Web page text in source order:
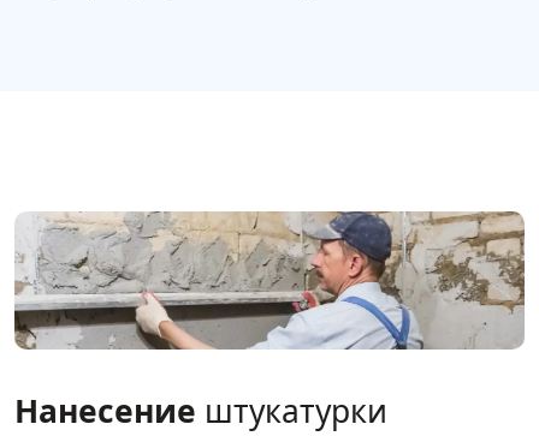
Нанесение штукатурки